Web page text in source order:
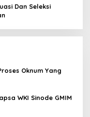
Dan Seleksi
Oknum Yang
WKI Sinode GMIM